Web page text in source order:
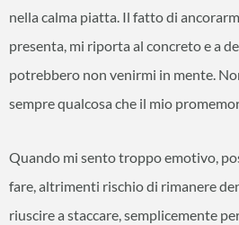
nella calma piatta. Il fatto di
presenta, mi riporta al concreto e a
potrebbero non venirmi in mente.
sempre qualcosa che il mio
Quando mi sento troppo emotivo,
fare, altrimenti rischio di rimanere
riuscire a staccare, semplicemente